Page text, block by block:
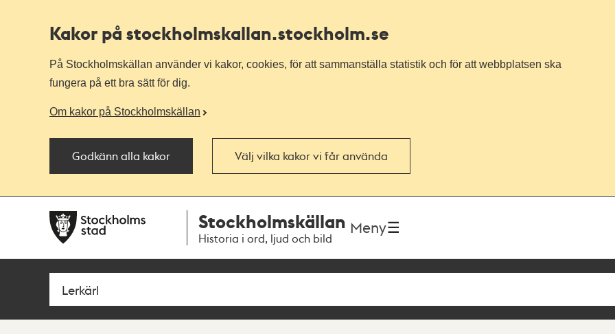
Kakor på stockholmskallan.stockholm.se
På Stockholmskällan använder vi kakor, cookies, för att sammanställa statistik och för att webbplatsen ska
fungera på ett bra sätt för dig.
Om kakor på Stockholmskällan
Godkänn alla kakor Välj vilka kakor vi får använda
navigationen
huvudinnehållet
Stockholmskällan
Historia i ord, ljud och bild
Meny
Sök